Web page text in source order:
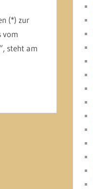
(*) zur
vom
steht am